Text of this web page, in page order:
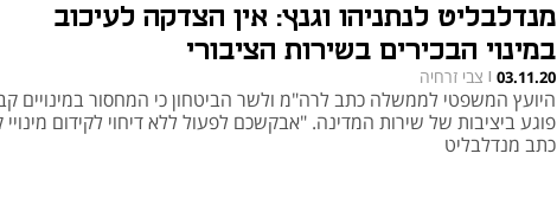
מנדלבליט לנתניהו וגנץ: אין הצדקה לעיכוב
במינוי הבכירים בשירות הציבורי
03.11.20
| צבי זרחיה
היועץ המשפטי לממשלה כתב לרה"מ ולשר הביטחון כי המחסור במינויים
פוגע ביציבות של שירות המדינה. "אבקשכם לפעול ללא דיחוי לקידום
כתב מנדלבליט